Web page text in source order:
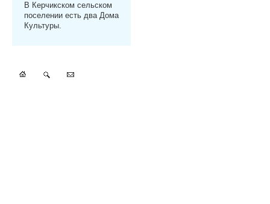
В Керчикском сельском
поселении есть два Дома
Культуры.